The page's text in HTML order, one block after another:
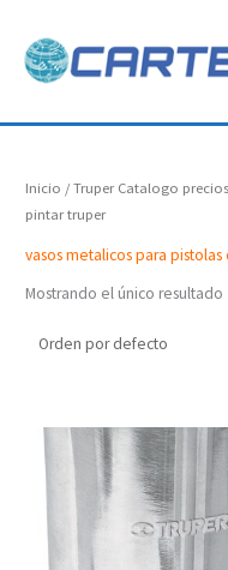
contenido
Inicio /Truper Catalogo
pintar truper
vasos metalicos para
Mostrando el único resultado